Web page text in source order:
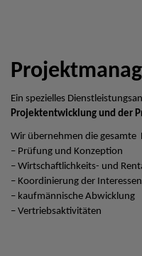
Ein spezielles
Projektentwicklung und der
Wir übernehmen die
– Prüfung und Konzeption
– Wirtschaftlichkeits- und
– Koordinierung der
– kaufmännische Abwicklung
– Vertriebsaktivitäten